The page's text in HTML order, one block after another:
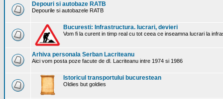
Depouri si autobaze RATB
Depourile si autobazele RATB
Bucuresti: Infrastructura. lucrari, devieri
Vom fi la curent in timp real cu tot ceea ce inseamna lucrari la
Arhiva personala Serban Lacriteanu
Aici vom posta poze facute de dl. Lacriteanu intre 1974 si 1986
Istoricul transportului bucurestean
Oldies but goldies